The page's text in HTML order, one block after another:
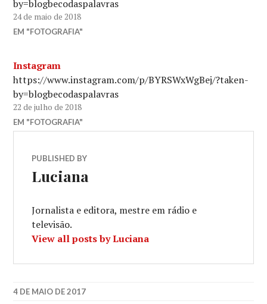
by=blogbecodaspalavras
24 de maio de 2018
EM "FOTOGRAFIA"
Instagram
https://www.instagram.com/p/BYRSWxWgBej/?taken-
by=blogbecodaspalavras
22 de julho de 2018
EM "FOTOGRAFIA"
PUBLISHED BY
Luciana
Jornalista e editora, mestre em rádio e
televisão.
View all posts by Luciana
4 DE MAIO DE 2017